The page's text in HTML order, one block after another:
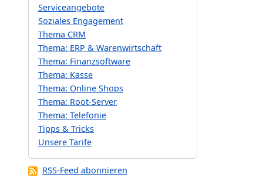
Serviceangebote
Soziales Engagement
Thema CRM
Thema: ERP & Warenwirtschaft
Thema: Finanzsoftware
Thema: Kasse
Thema: Online Shops
Thema: Root-Server
Thema: Telefonie
Tipps & Tricks
Unsere Tarife
RSS-Feed abonnieren